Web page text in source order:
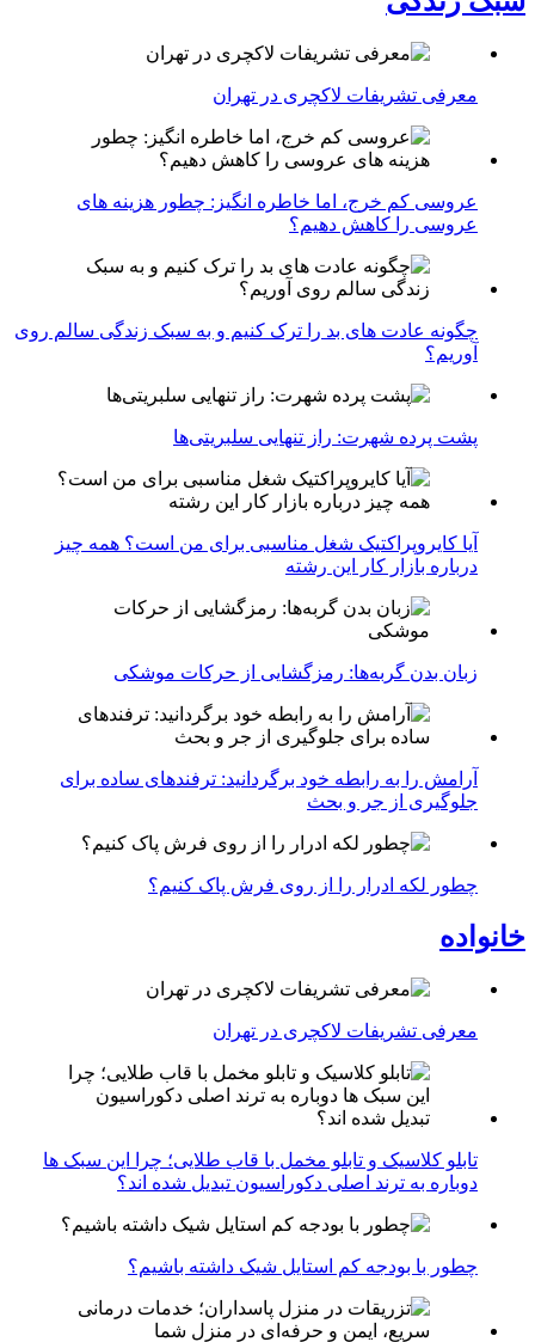
معرفی تشریفات لاکچری در تهران
عروسی کم خرج، اما خاطره انگیز: چطور هزینه های
عروسی را کاهش دهیم؟
چگونه عادت‌ های بد را ترک کنیم و به سبک زندگی سالم روی
آوریم؟
پشت پرده شهرت: راز تنهایی سلبریتی‌ها
آیا کایروپراکتیک شغل مناسبی برای من است؟ همه چیز
درباره بازار کار این رشته
زبان بدن گربه‌ها: رمزگشایی از حرکات موشکی
آرامش را به رابطه خود برگردانید: ترفندهای ساده برای
جلوگیری از جر و بحث
چطور لکه ادرار را از روی فرش پاک کنیم؟
خانواده
معرفی تشریفات لاکچری در تهران
تابلو کلاسیک و تابلو مخمل با قاب طلایی؛ چرا این سبک ها
دوباره به ترند اصلی دکوراسیون تبدیل شده اند؟
چطور با بودجه کم استایل شیک داشته باشیم؟